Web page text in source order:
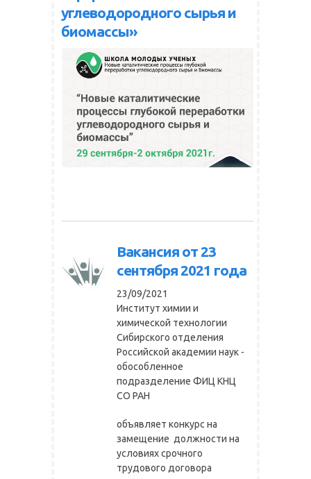
углеводородного сырья и
биомассы»
Вакансия от 23
сентября 2021 года
23/09/2021
Институт химии и
химической технологии
Сибирского отделения
Российской академии наук -
обособленное
подразделение ФИЦ КНЦ
СО РАН
объявляет конкурс на
замещение должности на
условиях срочного
трудового договора